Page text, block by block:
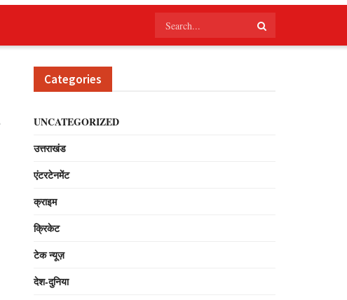
Categories
UNCATEGORIZED
उत्तराखंड
एंटरटेनमेंट
क्राइम
क्रिकेट
टेक न्यूज़
देश-दुनिया